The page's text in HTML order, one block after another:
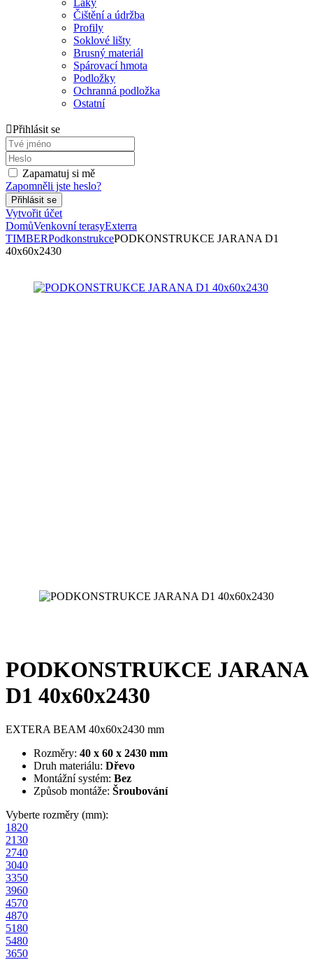
Laky
Čištění a údržba
Profily
Soklové lišty
Brusný materiál
Spárovací hmota
Podložky
Ochranná podložka
Ostatní
Přihlásit se
Zapamatuj si mě
Zapomněli jste heslo?
Vytvořit účet
DomůVenkovní terasyExterra
TIMBERPodkonstrukcePODKONSTRUKCE JARANA D1
40x60x2430
PODKONSTRUKCE JARANA
D1 40x60x2430
EXTERA BEAM 40x60x2430 mm
Rozměry: 40 x 60 x 2430 mm
Druh materiálu: Dřevo
Montážní systém: Bez
Způsob montáže: Šroubování
Vyberte rozměry (mm):
1820
2130
2740
3040
3350
3960
4570
4870
5180
5480
3650